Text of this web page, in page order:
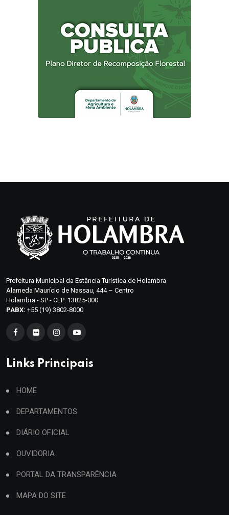
Prefeitura Municipal da Estância Turística de Holambra
Alameda Maurício de Nassau, 444 – Centro
Holambra - SP - CEP: 13825-000
PABX: +55 (19) 3802-8000
Links Principais
HOME
DEPARTAMENTOS
DIÁRIO OFICIAL
OUVIDORIA
PORTAL DA TRANSPARÊNCIA
MAPA DO SITE